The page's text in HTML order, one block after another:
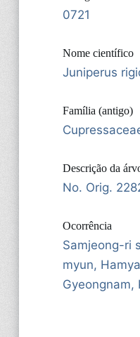
0721
Nome científico
Juniperus
Família (antigo)
Descrição da
No. Orig.
Ocorrência
Samjeong-ri
myun,
Gyeongnam,